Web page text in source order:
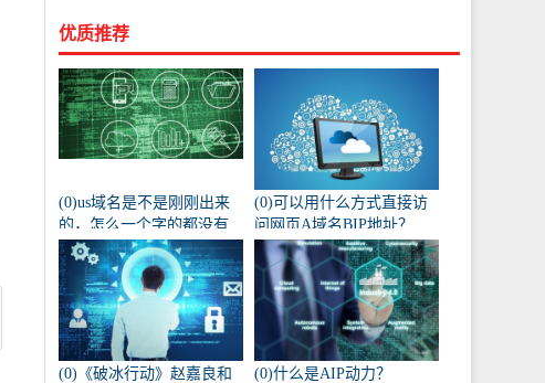
优质推荐
(0)us域名是不是刚刚出来
的，怎么一个字的都没有
人注册阿？
(0)可以用什么方式直接访
问网页A域名BIP地址？
(0)《破冰行动》赵嘉良和
(0)什么是AIP动力？